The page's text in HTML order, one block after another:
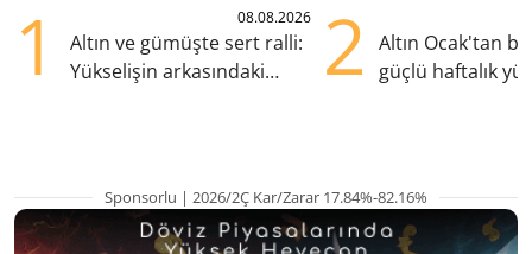
1 08.08.2026
Altın ve gümüşte sert ralli:
Yükselişin arkasındaki
2
Altın Ocak'tan
güçlü haftalık
Sponsorlu | 2026/2Ç Kar/Zarar 17.84%-82.16%